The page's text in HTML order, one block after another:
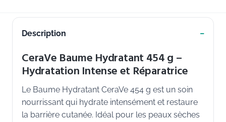
Description
CeraVe Baume Hydratant 454 g –
Hydratation Intense et Réparatrice
Le Baume Hydratant CeraVe 454 g est un soin
nourrissant qui hydrate intensément et restaure
la barrière cutanée. Idéal pour les peaux sèches